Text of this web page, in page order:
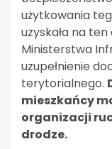
użytkowania
uzyskała na
Ministerstwa
uzupełnienie
terytorialnego.
mieszkańcy
organizacji
drodze.